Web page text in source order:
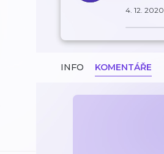
4. 12. 2020
INFO KOMENTÁŘE